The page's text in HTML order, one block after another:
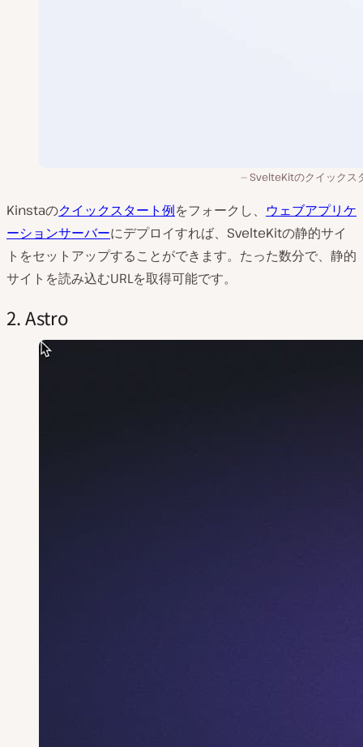
SvelteKitのクイックス
Kinstaのクイックスタート例をフォークし、 ウェブアプリケ
ーションサーバーにデプロイすれば、SvelteKitの静的サイ
トをセットアップすることができます。たった数分で、静的
サイトを読み込むURLを取得可能です。
2. Astro